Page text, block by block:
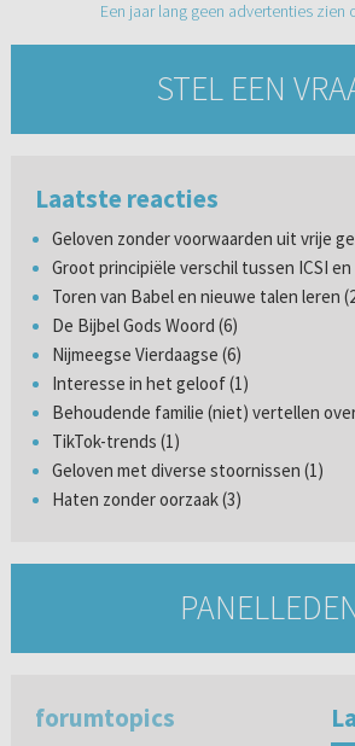
Een jaar lang geen advertenties zien
STEL EEN
Laatste reacties
Geloven zonder voorwaarden uit vrije
Groot principiële verschil tussen ICSI en
Toren van Babel en nieuwe talen leren
De Bijbel Gods Woord (6)
Nijmeegse Vierdaagse (6)
Interesse in het geloof (1)
Behoudende familie (niet) vertellen
TikTok-trends (1)
Geloven met diverse stoornissen (1)
Haten zonder oorzaak (3)
forumtopics